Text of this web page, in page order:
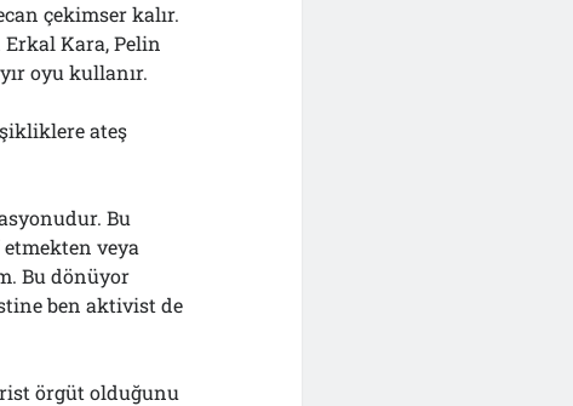
çekimser kalır.
Kara, Pelin
oyu kullanır.
ateş
Bu
veya
Bu dönüyor
ben aktivist de
örgüt olduğunu